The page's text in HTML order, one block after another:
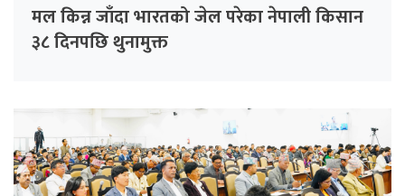
मल किन्न जाँदा भारतको जेल परेका नेपाली किसान
३८ दिनपछि थुनामुक्त